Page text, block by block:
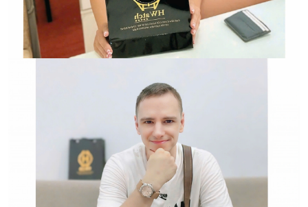
Đồng Hồ Chính Hãng
Hwatch Chuyên Nhập khẩu Và Phân Phối Các Loại
Đồng Hồ Chính Hãng